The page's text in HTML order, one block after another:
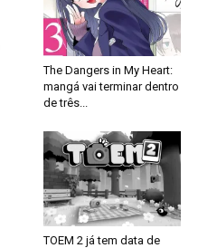
The Dangers in My Heart:
mangá vai terminar dentro
de três...
TOEM 2 já tem data de